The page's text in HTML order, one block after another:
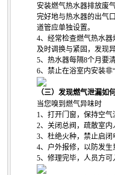
安装燃气热水器排放废
完好地与热水器的出气
道管应单独设置。
4、经常检查燃气热水
及时调换与紧固，发现
5、热水器每隔8个月要
6、禁止在浴室内安装非
（三）发现燃气泄漏如
当您嗅到燃气异味时
1、打开门窗，保持空气
2、关闭总阀，疏散室内
3、杜绝火种，禁止启闭
4、户外报修，以防发生
5、修理完毕，人员方可